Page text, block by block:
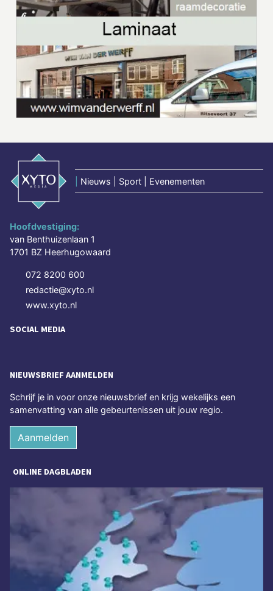
Nieuws | Sport | Evenementen
Hoofdvestiging:
van Benthuizenlaan 1
1701 BZ Heerhugowaard
072 8200 600
redactie@xyto.nl
www.xyto.nl
SOCIAL MEDIA
NIEUWSBRIEF AANMELDEN
Schrijf je in voor onze nieuwsbrief en krijg wekelijks een
samenvatting van alle gebeurtenissen uit jouw regio.
Aanmelden
ONLINE DAGBLADEN